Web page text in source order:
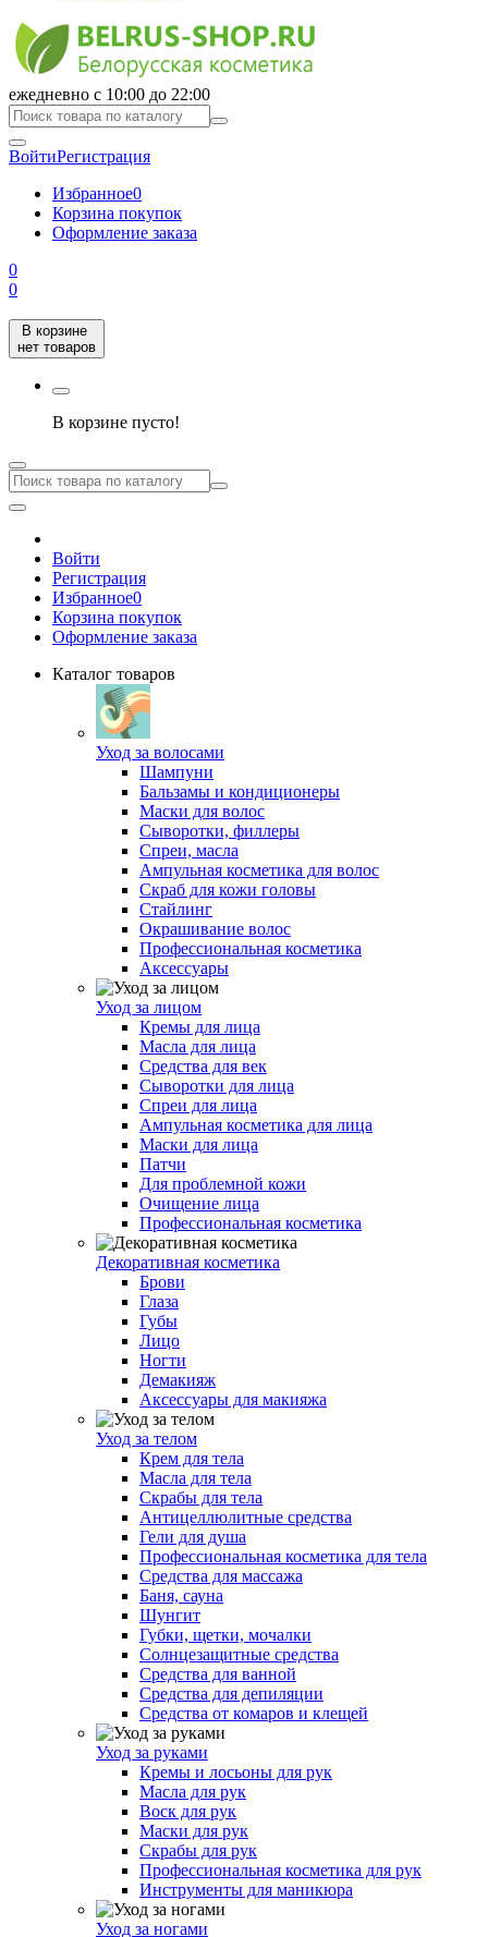
ежедневно с 10:00 до 22:00
ВойтиРегистрация
Избранное0
Корзина покупок
Оформление заказа
0
0
В корзине
нет товаров
В корзине пусто!
Войти
Регистрация
Избранное0
Корзина покупок
Оформление заказа
Каталог товаров
Уход за волосами
Шампуни
Бальзамы и кондиционеры
Маски для волос
Сыворотки, филлеры
Спреи, масла
Ампульная косметика для волос
Скраб для кожи головы
Стайлинг
Окрашивание волос
Профессиональная косметика
Аксессуары
Уход за лицом
Кремы для лица
Масла для лица
Средства для век
Сыворотки для лица
Спреи для лица
Ампульная косметика для лица
Маски для лица
Патчи
Для проблемной кожи
Очищение лица
Профессиональная косметика
Декоративная косметика
Брови
Глаза
Губы
Лицо
Ногти
Демакияж
Аксессуары для макияжа
Уход за телом
Крем для тела
Масла для тела
Скрабы для тела
Антицеллюлитные средства
Гели для душа
Профессиональная косметика для тела
Средства для массажа
Баня, сауна
Шунгит
Губки, щетки, мочалки
Солнцезащитные средства
Средства для ванной
Средства для депиляции
Средства от комаров и клещей
Уход за руками
Кремы и лосьоны для рук
Масла для рук
Воск для рук
Маски для рук
Скрабы для рук
Профессиональная косметика для рук
Инструменты для маникюра
Уход за ногами